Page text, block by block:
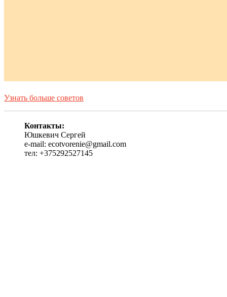
Узнать больше советов
Контакты:
Юшкевич Сергей
e-mail: ecotvorenie@gmail.com
тел: +375292527145